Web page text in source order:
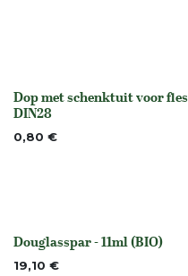
None
Dop met schenktuit voor fles
DIN28
0,80 €
None
Douglasspar - 11ml (BIO)
19,10 €